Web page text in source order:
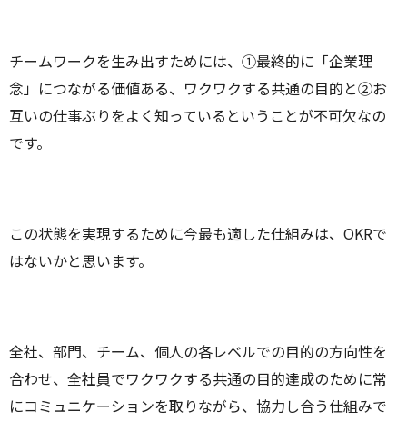
チームワークを生み出すためには、①最終的に「企業理
念」につながる価値ある、ワクワクする共通の目的と②お
互いの仕事ぶりをよく知っているということが不可欠なの
です。
この状態を実現するために今最も適した仕組みは、OKRで
はないかと思います。
全社、部門、チーム、個人の各レベルでの目的の方向性を
合わせ、全社員でワクワクする共通の目的達成のために常
にコミュニケーションを取りながら、協力し合う仕組みで